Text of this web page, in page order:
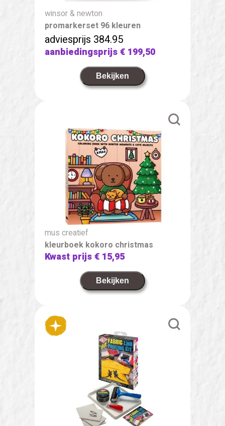
winsor & newton
promarkerset 96 kleuren
adviesprijs 384.95
aanbiedingsprijs€ 199,50
Bekijken
mus creatief
kleurboek kokoro christmas
Kwast prijs€ 15,95
Bekijken